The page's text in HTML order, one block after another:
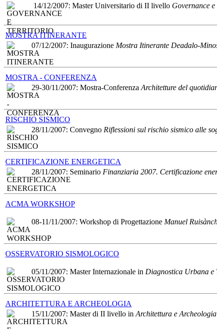
Scadenza: 30 giorni dalla
pubblicazione Albo pretorio
Manifestazione di
Interesse
Diocesi di Oppido
Mamertina-Palmi:
Manifestazione di interesse per
Cannavà di Rizziconi.
Scadenza: 10 dicembre 2018
BANDO SELETTIVO
Comune di Bovalino (RC):
Copertura di n.1 posto a tempo
determinato con rapporto di
lavoro part-time Istruttore
Direttivo-tecnico.
Scadenza: 16 novembre 2018
CONCORSO DI IDEE
YAC (Young Architects
idee "Common Ruins:
Recupero di una fiabesca
rovina in Francia, nella Valle
della Loira"
Pagina ufficiale dell’iniziativa:
Avviso Pubblico
Comune di Laureana di
Borrello (RC): Affidamento
incarico professionale di
verifica della vulnerabilità
14/12/2007: Master Universitario di II livello Governance
MOSTRA ITINERANTE
07/12/2007: Inaugurazione Mostra Itinerante Deadalo-
MOSTRA - CONFERENZA
29-30/11/2007: Mostra-Conferenza Architetture del
RISCHIO SISMICO
28/11/2007: Convegno Riflessioni sul rischio sismico alle
CERTIFICAZIONE ENERGETICA
28/11/2007: Seminario Finanziaria 2007. Certificazione
ACMA WORKSHOP
08-11/11/2007: Workshop di Progettazione Manuel
OSSERVATORIO SISMOLOGICO
05/11/2007: Master Internazionale in Diagnostica Urbana e
ARCHITETTURA E ARCHEOLOGIA
15/11/2007: Master di II livello in Architettura e